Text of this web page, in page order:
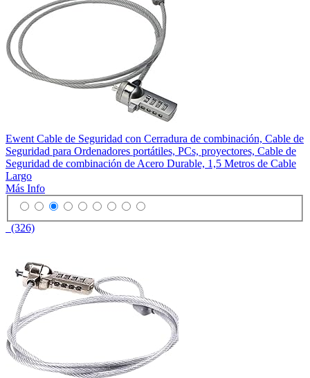
Ewent Cable de Seguridad con Cerradura de combinación, Cable de
Seguridad para Ordenadores portátiles, PCs, proyectores, Cable de
Seguridad de combinación de Acero Durable, 1,5 Metros de Cable
Largo
Más Info
(326)